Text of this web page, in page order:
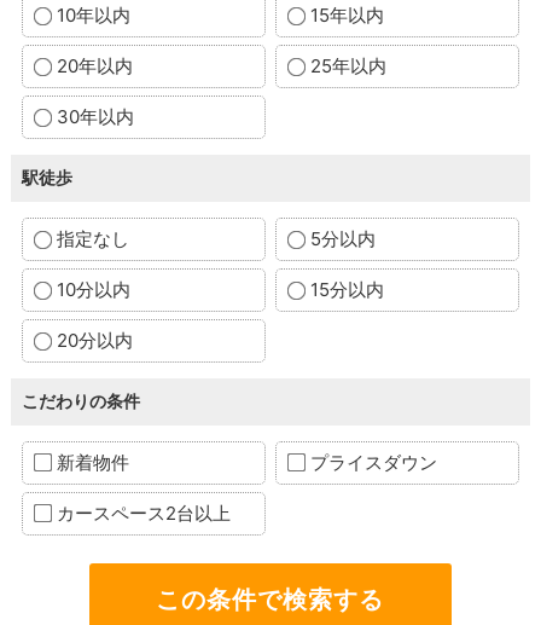
10年以内 15年以内
20年以内 25年以内
30年以内
駅徒歩
指定なし 5分以内
10分以内 15分以内
20分以内
こだわりの条件
新着物件 プライスダウン
カースペース2台以上